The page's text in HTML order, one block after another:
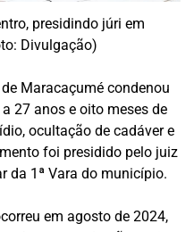
presidindo júri em
Divulgação)
Maracaçumé condenou
27 anos e oito meses de
ocultação de cadáver e
foi presidido pelo juiz
da 1ª Vara do município.
em agosto de 2024,